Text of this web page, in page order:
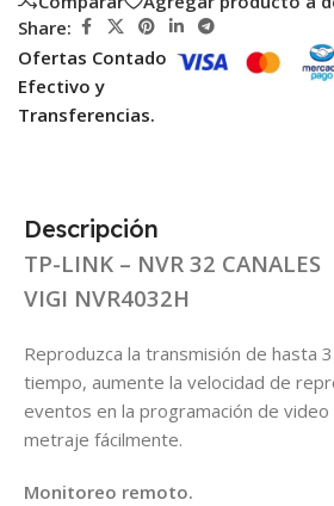
Share:
Ofertas Contado
Efectivo y
Transferencias.
Descripción
TP-LINK – NVR 32 CANALES
VIGI NVR4032H
Reproduzca la transmisión de hasta
tiempo, aumente la velocidad de
eventos en la programación de
metraje fácilmente.
Monitoreo remoto.